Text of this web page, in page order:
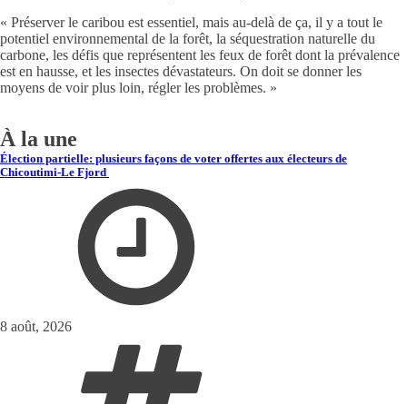
« Préserver le caribou est essentiel, mais au-delà de ça, il y a tout le
potentiel environnemental de la forêt, la séquestration naturelle du
carbone, les défis que représentent les feux de forêt dont la prévalence
est en hausse, et les insectes dévastateurs. On doit se donner les
moyens de voir plus loin, régler les problèmes. »
À la une
Élection partielle: plusieurs façons de voter offertes aux électeurs de
Chicoutimi-Le Fjord
8 août, 2026